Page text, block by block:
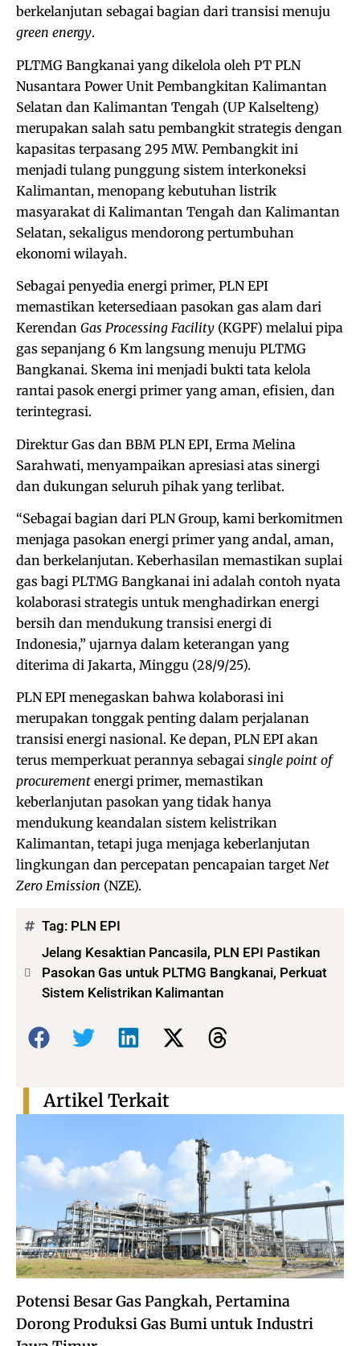
berkelanjutan sebagai bagian dari transisi menuju
green energy.
PLTMG Bangkanai yang dikelola oleh PT PLN
Nusantara Power Unit Pembangkitan Kalimantan
Selatan dan Kalimantan Tengah (UP Kalselteng)
merupakan salah satu pembangkit strategis dengan
kapasitas terpasang 295 MW. Pembangkit ini
menjadi tulang punggung sistem interkoneksi
Kalimantan, menopang kebutuhan listrik
masyarakat di Kalimantan Tengah dan Kalimantan
Selatan, sekaligus mendorong pertumbuhan
ekonomi wilayah.
Sebagai penyedia energi primer, PLN EPI
memastikan ketersediaan pasokan gas alam dari
Kerendan Gas Processing Facility (KGPF) melalui pipa
gas sepanjang 6 Km langsung menuju PLTMG
Bangkanai. Skema ini menjadi bukti tata kelola
rantai pasok energi primer yang aman, efisien, dan
terintegrasi.
Direktur Gas dan BBM PLN EPI, Erma Melina
Sarahwati, menyampaikan apresiasi atas sinergi
dan dukungan seluruh pihak yang terlibat.
“Sebagai bagian dari PLN Group, kami berkomitmen
menjaga pasokan energi primer yang andal, aman,
dan berkelanjutan. Keberhasilan memastikan suplai
gas bagi PLTMG Bangkanai ini adalah contoh nyata
kolaborasi strategis untuk menghadirkan energi
bersih dan mendukung transisi energi di
Indonesia,” ujarnya dalam keterangan yang
diterima di Jakarta, Minggu (28/9/25).
PLN EPI menegaskan bahwa kolaborasi ini
merupakan tonggak penting dalam perjalanan
transisi energi nasional. Ke depan, PLN EPI akan
terus memperkuat perannya sebagai single point of
procurement energi primer, memastikan
keberlanjutan pasokan yang tidak hanya
mendukung keandalan sistem kelistrikan
Kalimantan, tetapi juga menjaga keberlanjutan
lingkungan dan percepatan pencapaian target Net
Zero Emission (NZE).
Tag: PLN EPI
Jelang Kesaktian Pancasila, PLN EPI Pastikan
Pasokan Gas untuk PLTMG Bangkanai, Perkuat
Sistem Kelistrikan Kalimantan
Bagikan:
Potensi Besar Gas Pangkah, Pertamina
Dorong Produksi Gas Bumi untuk Industri
Artikel Terkait